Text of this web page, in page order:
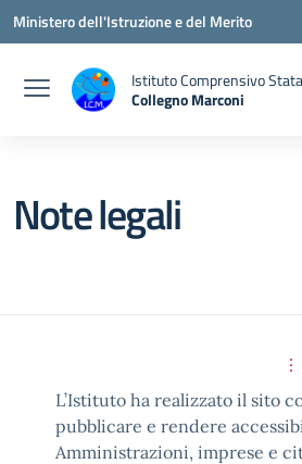
Vai ai contenuti
Vai al menu di navigazione
Vai al footer
Ministero dell'Istruzione e del Merito
Istituto Comprensivo
Collegno Marconi
Note legali
L’Istituto ha realizzato il sito
pubblicare e rendere
Amministrazioni, imprese e